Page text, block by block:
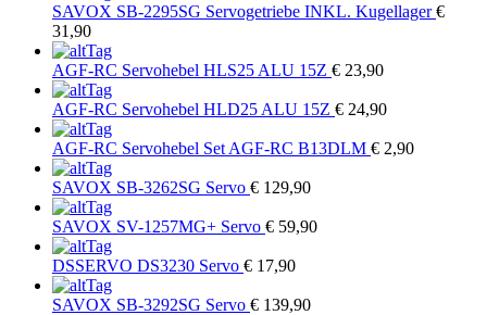
SAVOX SB-2295SG Servogetriebe INKL. Kugellager €
31,90
AGF-RC Servohebel HLS25 ALU 15Z € 23,90
AGF-RC Servohebel HLD25 ALU 15Z € 24,90
AGF-RC Servohebel Set AGF-RC B13DLM € 2,90
SAVOX SB-3262SG Servo € 129,90
SAVOX SV-1257MG+ Servo € 59,90
DSSERVO DS3230 Servo € 17,90
SAVOX SB-3292SG Servo € 139,90